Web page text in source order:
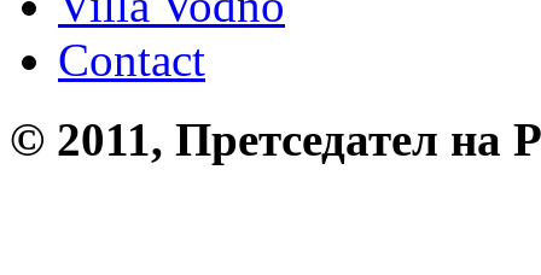
Contact
© 2011, Претседател на